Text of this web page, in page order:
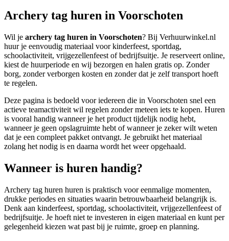
Archery tag huren in Voorschoten
Wil je archery tag huren in Voorschoten? Bij Verhuurwinkel.nl
huur je eenvoudig materiaal voor kinderfeest, sportdag,
schoolactiviteit, vrijgezellenfeest of bedrijfsuitje. Je reserveert online,
kiest de huurperiode en wij bezorgen en halen gratis op. Zonder
borg, zonder verborgen kosten en zonder dat je zelf transport hoeft
te regelen.
Deze pagina is bedoeld voor iedereen die in Voorschoten snel een
actieve teamactiviteit wil regelen zonder meteen iets te kopen. Huren
is vooral handig wanneer je het product tijdelijk nodig hebt,
wanneer je geen opslagruimte hebt of wanneer je zeker wilt weten
dat je een compleet pakket ontvangt. Je gebruikt het materiaal
zolang het nodig is en daarna wordt het weer opgehaald.
Wanneer is huren handig?
Archery tag huren huren is praktisch voor eenmalige momenten,
drukke periodes en situaties waarin betrouwbaarheid belangrijk is.
Denk aan kinderfeest, sportdag, schoolactiviteit, vrijgezellenfeest of
bedrijfsuitje. Je hoeft niet te investeren in eigen materiaal en kunt per
gelegenheid kiezen wat past bij je ruimte, groep en planning.